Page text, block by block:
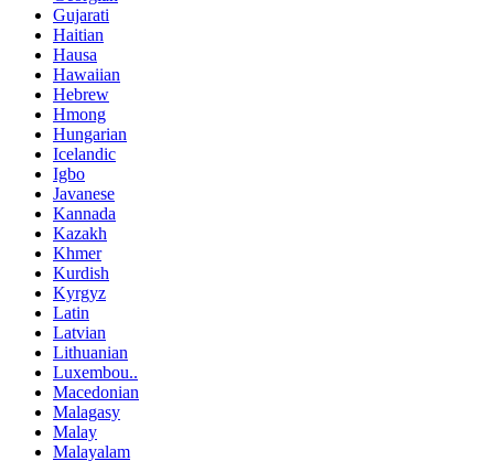
Gujarati
Haitian
Hausa
Hawaiian
Hebrew
Hmong
Hungarian
Icelandic
Igbo
Javanese
Kannada
Kazakh
Khmer
Kurdish
Kyrgyz
Latin
Latvian
Lithuanian
Luxembou..
Macedonian
Malagasy
Malay
Malayalam